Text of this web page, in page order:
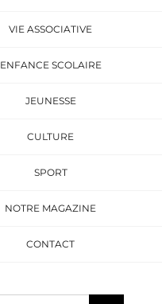
VIE ASSOCIATIVE
ENFANCE SCOLAIRE
JEUNESSE
CULTURE
SPORT
NOTRE MAGAZINE
CONTACT